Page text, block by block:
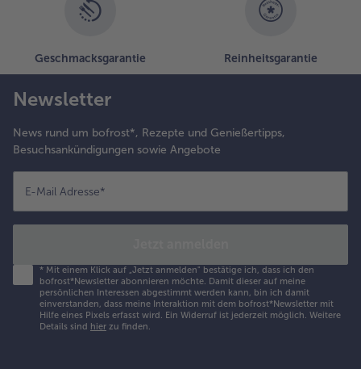
Geschmacksgarantie Reinheitsgarantie
Newsletter
News rund um bofrost*, Rezepte und Genießertipps,
Besuchsankündigungen sowie Angebote
E-Mail Adresse*
* Mit einem Klick auf „Jetzt anmelden" bestätige ich, dass ich den
bofrost*Newsletter abonnieren möchte. Damit dieser auf meine
persönlichen Interessen abgestimmt werden kann, bin ich damit
einverstanden, dass meine Interaktion mit dem bofrost*Newsletter mit
Hilfe eines Pixels erfasst wird. Ein Widerruf ist jederzeit möglich. Weitere
Details sind hier zu finden.